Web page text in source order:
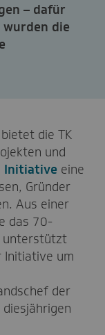
– dafür
die
die TK
und
Initiative eine
Gründer
Aus einer
das 70-
unterstützt
Initiative um
der
diesjährigen